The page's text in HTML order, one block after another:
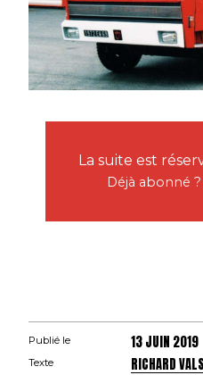
La suite est
Déjà abonné ?
Publié le 13 JUIN 2019
Texte RICHARD